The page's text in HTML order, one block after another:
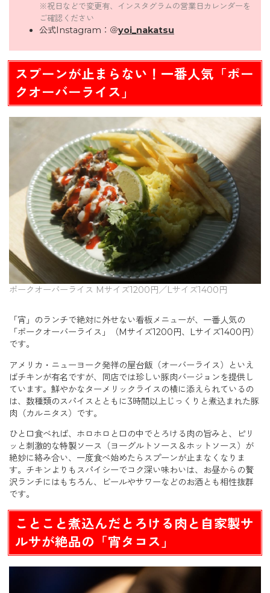
※祝日などで変更有、インスタグラムの営業日カレンダーを
ご確認ください
公式Instagram：＠yoi_nakatsu
スプーンが止まらない！一番人気「ポー
クオーバーライス」
ポークオーバーライス Mサイズ1200円／Lサイズ1400円
「宵」のランチで絶対に外せない看板メニューが、一番人気の
「ポークオーバーライス」（Mサイズ1200円、Lサイズ1400円）
です。
アメリカ・ニューヨーク発祥の屋台飯（オーバーライス）といえ
ばチキンが有名ですが、同店では珍しい豚肉バージョンを提供し
ています。鮮やかなターメリックライスの横に添えられているの
は、数種類のスパイスとともに3時間以上じっくりと煮込まれた豚
肉（カルニタス）です。
ひと口食べれば、ホロホロと口の中でとろける肉の旨みと、ピリ
ッと刺激的な特製ソース（ヨーグルトソース＆ホットソース）が
絶妙に絡み合い、一度食べ始めたらスプーンが止まなくなりま
す。チキンよりもスパイシーでコク深い味わいは、お昼からの贅
沢ランチにはもちろん、ビールやサワーなどのお酒とも相性抜群
です。
ことこと煮込んだとろける肉と自家製サ
ルサが絶品の「宵タコス」